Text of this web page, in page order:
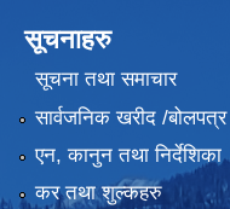
सूचनाहरु
सूचना तथा समाचार
सार्वजनिक खरीद /
एन, कानुन तथा निर्देशिका
कर तथा शुल्कहरु